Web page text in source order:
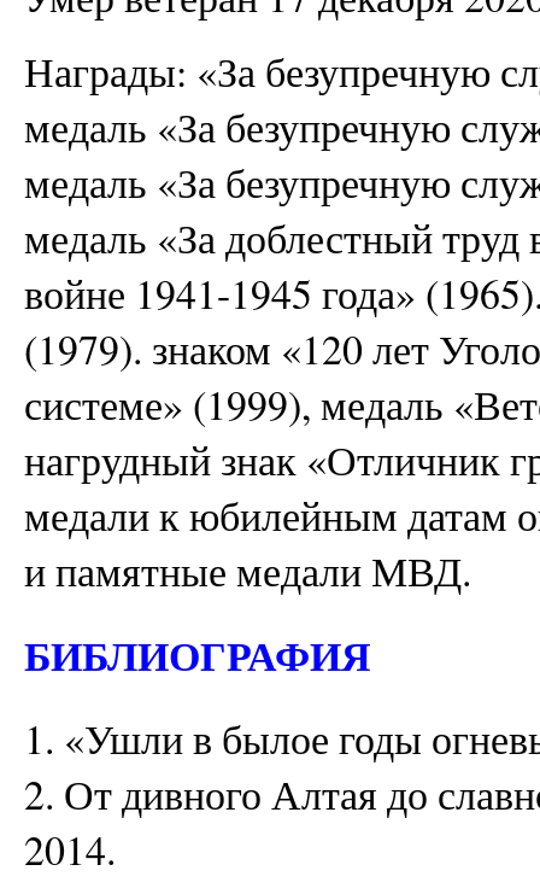
Награды: «За безупречную
медаль «За безупречную
медаль «За безупречную
медаль «За доблестный
войне 1941-1945 года»
(1979). знаком «120 лет
системе» (1999), медаль
нагрудный знак «Отличник
медали к юбилейным датам
и памятные медали МВД.
БИБЛИОГРАФИЯ
1. «Ушли в былое годы
2. От дивного Алтая до
2014.